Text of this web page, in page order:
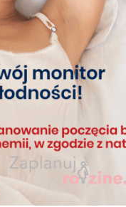
elementem
dziwić fakt, że
jest coraz